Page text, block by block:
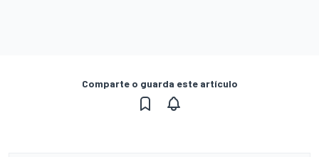
Comparte o guarda este artículo